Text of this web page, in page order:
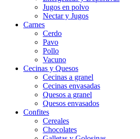
Jugos en polvo
Nectar y Jugos
Carnes
Cerdo
Pavo
Pollo
Vacuno
Cecinas y Quesos
Cecinas a granel
Cecinas envasadas
Quesos a granel
Quesos envasados
Confites
Cereales
Chocolates